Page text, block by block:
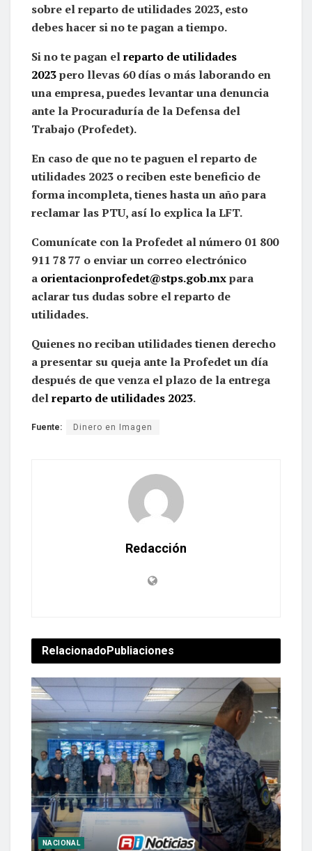
sobre el reparto de utilidades 2023, esto
debes hacer si no te pagan a tiempo.
Si no te pagan elreparto de utilidades
2023pero llevas 60 días o más laborando en
una empresa, puedes levantar una denuncia
ante la Procuraduría de la Defensa del
Trabajo (Profedet).
En caso de que no te paguen el reparto de
utilidades 2023 o reciben este beneficio de
forma incompleta, tienes hasta un año para
reclamar las PTU, así lo explica la LFT.
Comunícate con la Profedet al número 01 800
911 78 77 o enviar un correo electrónico
a orientacionprofedet@stps.gob.mxpara
aclarar tus dudas sobre el reparto de
utilidades.
Quienes no reciban utilidades tienen derecho
a presentar su queja ante la Profedet un día
después de que venza el plazo de la entrega
delreparto de utilidades 2023.
Fuente: Dinero en Imagen
Redacción
RelacionadoPubliaciones
NACIONAL